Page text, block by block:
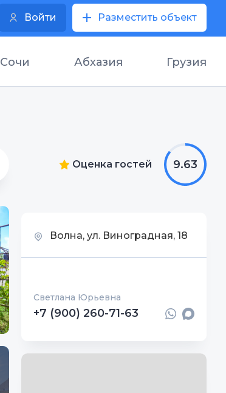
Войти Разместить объект
Сочи Абхазия Грузия
Оценка гостей 9.63
Волна, ул. Виноградная, 18
Светлана Юрьевна
+7 (900) 260-71-63